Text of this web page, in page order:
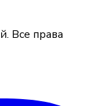
. Все права